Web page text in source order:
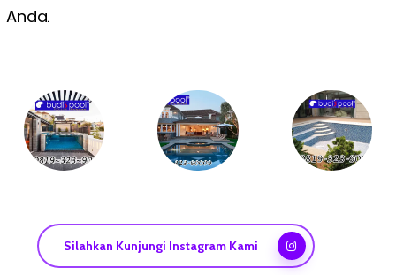
Anda.
Silahkan Kunjungi Instagram Kami